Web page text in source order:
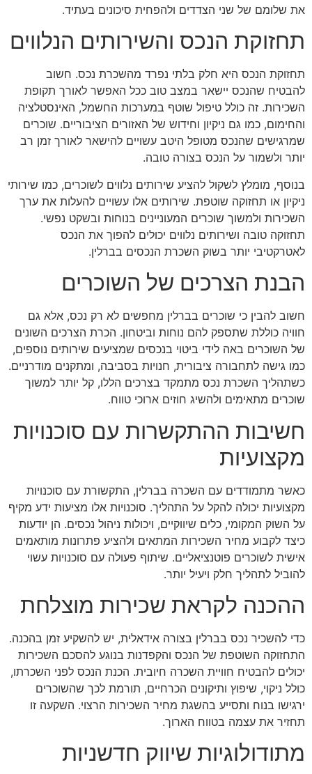
את שלומם של שני הצדדים ולהפחית סיכונים בעתיד.
תחזוקת הנכס והשירותים הנלווים
תחזוקת הנכס היא חלק בלתי נפרד מהשכרת נכס. חשוב
להבטיח שהנכס יישאר במצב טוב ככל האפשר לאורך תקופת
השכירות. זה כולל טיפול שוטף במערכות החשמל, האינסטלציה
והחימום, כמו גם ניקיון וחידוש של האזורים הציבוריים. שוכרים
שמרגישים שהנכס מטופל היטב עשויים להישאר לאורך זמן רב
יותר ולשמור על הנכס בצורה טובה.
בנוסף, מומלץ לשקול להציע שירותים נלווים לשוכרים, כמו שירותי
ניקיון או תחזוקה שוטפת. שירותים אלו עשויים להעלות את ערך
השכירות ולמשוך שוכרים המעוניינים בנוחות ובשקט נפשי.
תחזוקה טובה ושירותים נלווים יכולים להפוך את הנכס
לאטרקטיבי יותר בשוק השכרת הנכסים בברלין.
הבנת הצרכים של השוכרים
חשוב להבין כי שוכרים בברלין מחפשים לא רק נכס, אלא גם
חוויה כוללת שתספק להם נוחות וביטחון. הכרת הצרכים השונים
של השוכרים באה לידי ביטוי בנכסים שמציעים שירותים נוספים,
כמו גישה לתחבורה ציבורית, חנויות בסביבה, ומתקנים מודרניים.
כשתהליך השכרת נכס מתמקד בצרכים הללו, קל יותר למשוך
שוכרים מתאימים ולהשיג חוזים ארוכי טווח.
חשיבות ההתקשרות עם סוכנויות
מקצועיות
כאשר מתמודדים עם השכרה בברלין, התקשורת עם סוכנויות
מקצועיות יכולה להקל על התהליך. סוכנויות אלו מציעות ידע מקיף
על השוק המקומי, כלים שיווקיים, ויכולות ניהול נכסים. הן יודעות
כיצד לקבוע מחיר השכירות המתאים ולהציע פתרונות מותאמים
אישית לשוכרים פוטנציאליים. שיתוף פעולה עם סוכנויות עשוי
להוביל לתהליך חלק ויעיל יותר.
ההכנה לקראת שכירות מוצלחת
כדי להשכיר נכס בברלין בצורה אידאלית, יש להשקיע זמן בהכנה.
התחזוקה השוטפת של הנכס והקפדנות בנוגע להסכם השכירות
יכולים להבטיח חוויית השכרה חיובית. הכנת הנכס לפני השכרתו,
כולל ניקוי, שיפוץ ותיקונים הכרחיים, תורמת לכך שהשוכרים
ירגישו בנוח ותסייע בהשגת מחיר השכירות הרצוי. השקעה זו
תחזיר את עצמה בטווח הארוך.
מתודולוגיות שיווק חדשניות